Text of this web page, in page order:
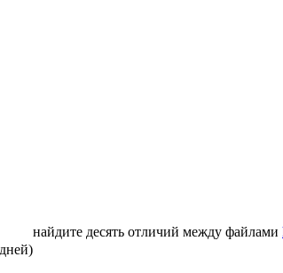
найдите десять отличий между файлами